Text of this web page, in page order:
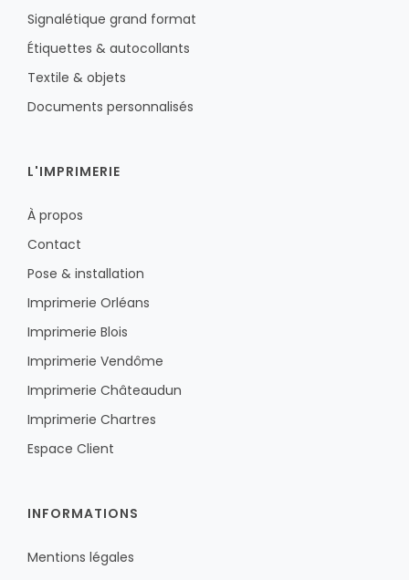
Signalétique grand format
Étiquettes & autocollants
Textile & objets
Documents personnalisés
L'IMPRIMERIE
À propos
Contact
Pose & installation
Imprimerie Orléans
Imprimerie Blois
Imprimerie Vendôme
Imprimerie Châteaudun
Imprimerie Chartres
Espace Client
INFORMATIONS
Mentions légales